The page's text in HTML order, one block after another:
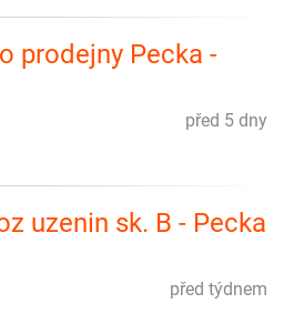
prodejny Pecka -
před 5 dny
uzenin sk. B - Pecka
před týdnem